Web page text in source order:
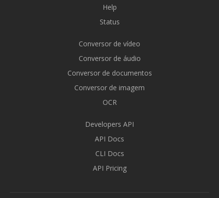
Help
Status
Conversor de vídeo
Conversor de áudio
Conversor de documentos
Conversor de imagem
OCR
Developers API
API Docs
CLI Docs
API Pricing